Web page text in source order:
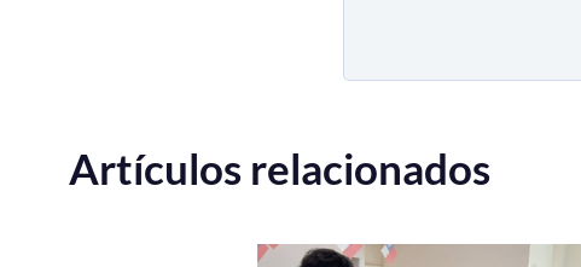
Artículos relacionados